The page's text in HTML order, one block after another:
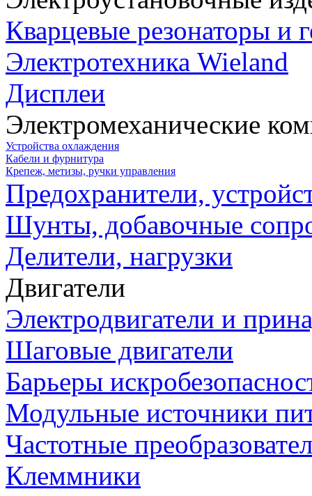
Кварцевые резонаторы и
Электротехника Wieland
Дисплеи
Электромеханические
Устройства охлаждения
Кабели и фурнитура
Крепеж, метизы, ручки управления
Предохранители,
Шунты, добавочные
Делители, нагрузки
Двигатели
Электродвигатели и
Шаговые двигатели
Барьеры
Модульные источники
Частотные
Клеммники